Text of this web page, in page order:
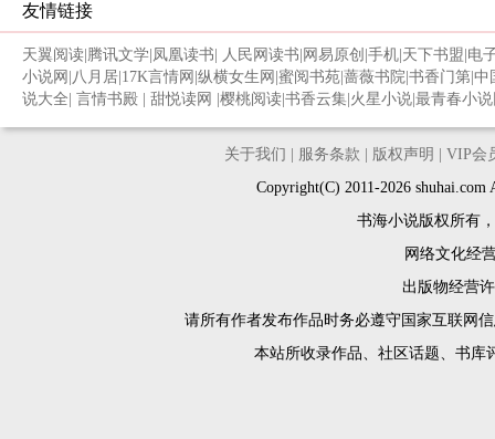
友情链接
天翼阅读 腾讯文学 凤凰读书 人民网读书 网易原创 手机 天下书盟 电
小说网 八月居 17K言情网 纵横女生网 蜜阅书苑 蔷薇书院 书香门第 中
说大全 言情书殿 甜悦读网 樱桃阅读 书香云集 火星小说 最青春小
关于我们 服务条款 版权声明
VIP会
Copyright(C) 2011-2026
书海小说版权所有
网络文化经
出版物经营
请所有作者发布作品时务必遵守国家互联网
本站所收录作品、社区话题、书库